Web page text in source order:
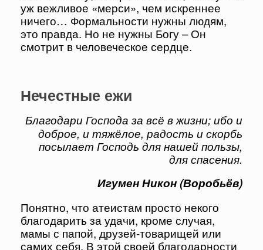
уж вежливое «мерси», чем искреннее
ничего… Формальности нужны людям,
это правда. Но не нужны Богу – Он
смотрит в человеческое сердце.
Нечестные ежи
Благодари Господа за всё в жизни; ибо и
доброе, и тяжёлое, радость и скорбь
посылает Господь для нашей пользы,
для спасения.
Игумен Никон (Воробьёв)
Понятно, что атеистам просто некого
благодарить за удачи, кроме случая,
мамы с папой, друзей-товарищей или
самих себя. В этой своей благодарности